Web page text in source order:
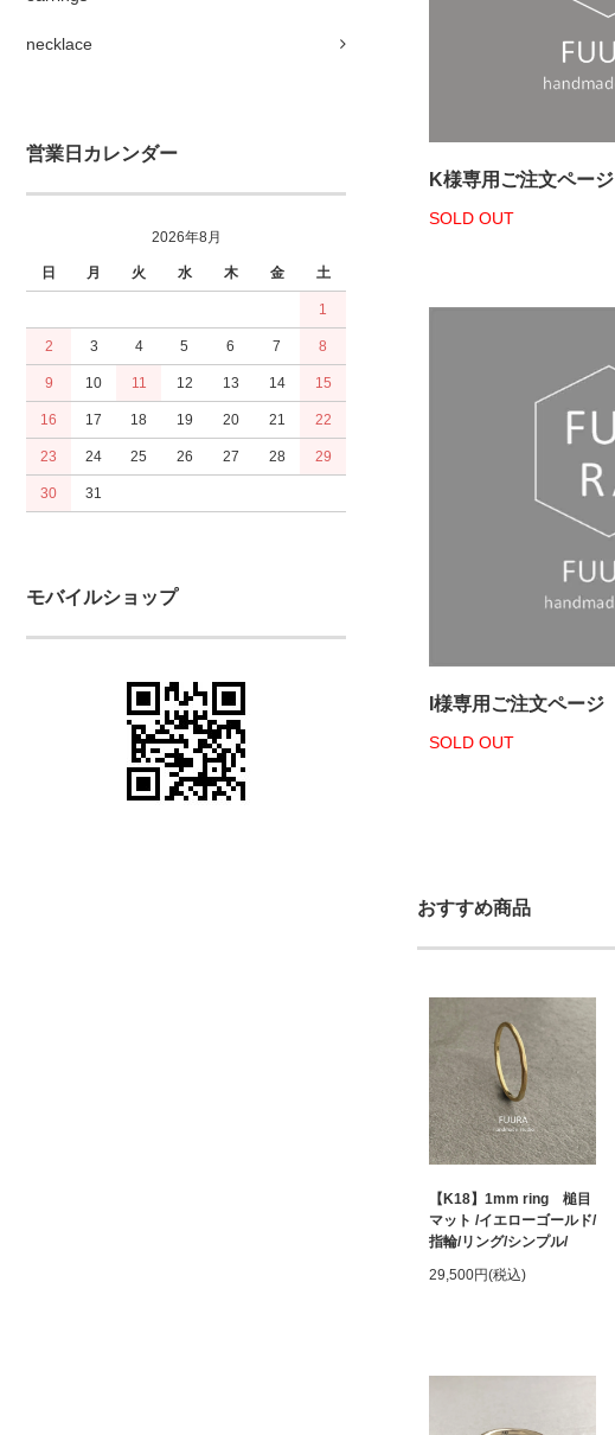
necklace
営業日カレンダー
2026年8月
日 月 火 水 木 金 土
1
2 3 4 5 6 7 8
9 10 11 12 13 14 15
16 17 18 19 20 21 22
23 24 25 26 27 28 29
30 31
モバイルショップ
K様専用ご注文ページ
SOLD OUT
I様専用ご注文ページ
SOLD OUT
おすすめ商品
【K18】1mm ring 槌目
マット /イエローゴールド/
指輪/リング/シンプル/
29,500円(税込)